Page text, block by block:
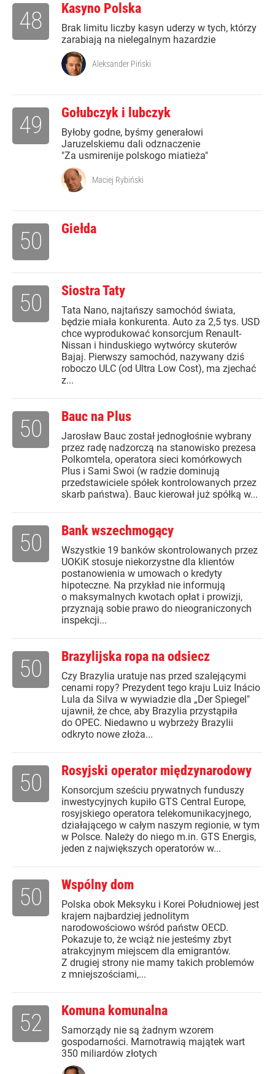
Kasyno Polska
Brak limitu liczby kasyn uderzy w tych, którzy
zarabiają na nielegalnym hazardzie
48
Aleksander Piński
Gołubczyk i lubczyk
Byłoby godne, byśmy generałowi
Jaruzelskiemu dali odznaczenie
"Za usmirenije polskogo miatieża"
49
Maciej Rybiński
Giełda
50
Siostra Taty
Tata Nano, najtańszy samochód świata,
będzie miała konkurenta. Auto za 2,5 tys. USD
chce wyprodukować konsorcjum Renault-
Nissan i hinduskiego wytwórcy skuterów
Bajaj. Pierwszy samochód, nazywany dziś
roboczo ULC (od Ultra Low Cost), ma zjechać
z...
50
Bauc na Plus
Jarosław Bauc został jednogłośnie wybrany
przez radę nadzorczą na stanowisko prezesa
Polkomtela, operatora sieci komórkowych
Plus i Sami Swoi (w radzie dominują
przedstawiciele spółek kontrolowanych przez
skarb państwa). Bauc kierował już spółką w...
50
Bank wszechmogący
Wszystkie 19 banków skontrolowanych przez
UOKiK stosuje niekorzystne dla klientów
postanowienia w umowach o kredyty
hipoteczne. Na przykład nie informują
o maksymalnych kwotach opłat i prowizji,
przyznają sobie prawo do nieograniczonych
inspekcji...
50
Brazylijska ropa na odsiecz
Czy Brazylia uratuje nas przed szalejącymi
cenami ropy? Prezydent tego kraju Luiz Inácio
Lula da Silva w wywiadzie dla „Der Spiegel"
ujawnił, że chce, aby Brazylia przystąpiła
do OPEC. Niedawno u wybrzeży Brazylii
odkryto nowe złoża...
50
Rosyjski operator międzynarodowy
Konsorcjum sześciu prywatnych funduszy
inwestycyjnych kupiło GTS Central Europe,
rosyjskiego operatora telekomunikacyjnego,
działającego w całym naszym regionie, w tym
w Polsce. Należy do niego m.in. GTS Energis,
jeden z największych operatorów w...
50
Wspólny dom
Polska obok Meksyku i Korei Południowej jest
krajem najbardziej jednolitym
narodowościowo wśród państw OECD.
Pokazuje to, że wciąż nie jesteśmy zbyt
atrakcyjnym miejscem dla emigrantów.
Z drugiej strony nie mamy takich problemów
z mniejszościami,...
50
Komuna komunalna
Samorządy nie są żadnym wzorem
gospodarności. Marnotrawią majątek wart
350 miliardów złotych
52